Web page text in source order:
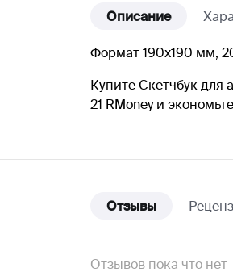
Описание
Формат 190х190 мм,
Купите Скетчбук для
21 RMoney и
Отзывы
Отзывов пока что нет